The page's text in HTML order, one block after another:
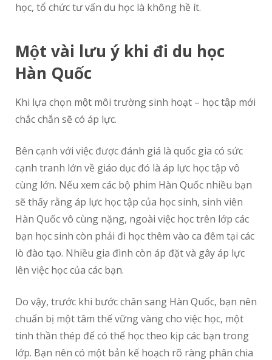
học, tổ chức tư vấn du học là không hề ít.
Một vài lưu ý khi đi du học
Hàn Quốc
Khi lựa chọn một môi trường sinh hoạt – học tập mới
chắc chắn sẽ có áp lực.
Bên cạnh với việc được đánh giá là quốc gia có sức
cạnh tranh lớn về giáo dục đó là áp lực học tập vô
cùng lớn. Nếu xem các bộ phim Hàn Quốc nhiều bạn
sẽ thấy rằng áp lực học tập của học sinh, sinh viên
Hàn Quốc vô cùng nặng, ngoài việc học trên lớp các
bạn học sinh còn phải đi học thêm vào ca đêm tại các
lò đào tạo. Nhiều gia đình còn áp đặt và gây áp lực
lên việc học của các bạn.
Do vậy, trước khi bước chân sang Hàn Quốc, bạn nên
chuẩn bị một tâm thế vững vàng cho việc học, một
tinh thần thép để có thể học theo kịp các bạn trong
lớp. Bạn nên có một bản kế hoạch rõ ràng phân chia